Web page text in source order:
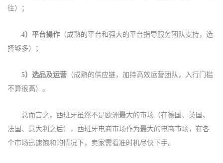
往）；
4） 平台操作 （成熟的平台和强大的平台指导服务团队支持，选
择够多）；
5） 选品及运营 （成熟的供应链，加持高效运营团队，入行门槛
不算很高）。
总而言之， 西班牙 虽然不是欧洲最大的市场（在德国、英国 、
法国、意大利 之后）， 西班牙 电商市场作为最大的电商市场， 在各
个市场迅速饱和的情况下，卖家需看准时机尽快下手。